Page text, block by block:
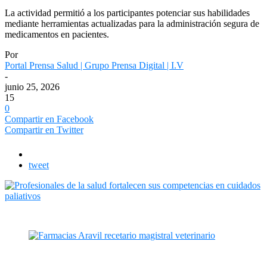
La actividad permitió a los participantes potenciar sus habilidades
mediante herramientas actualizadas para la administración segura de
medicamentos en pacientes.
Por
Portal Prensa Salud | Grupo Prensa Digital | I.V
-
junio 25, 2026
15
0
Compartir en Facebook
Compartir en Twitter
tweet